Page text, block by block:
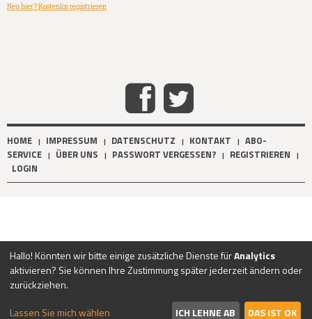
Neu hier? Kostenlos registrieren
HOME | IMPRESSUM | DATENSCHUTZ | KONTAKT | ABO-
SERVICE | ÜBER UNS | PASSWORT VERGESSEN? | REGISTRIEREN |
LOGIN
Hallo! Könnten wir bitte einige zusätzliche Dienste fürAnalytics
aktivieren? Sie können Ihre Zustimmung später jederzeit ändern oder
zurückziehen.
Lassen Sie mich wählen
ICH LEHNE AB DAS IST OK